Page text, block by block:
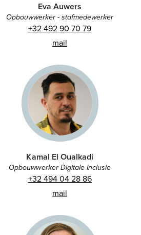
Eva Auwers
Opbouwwerker - stafmedewerker
+32 492 90 70 79
mail
Kamal El Oualkadi
Opbouwwerker Digitale Inclusie
+32 494 04 28 86
mail